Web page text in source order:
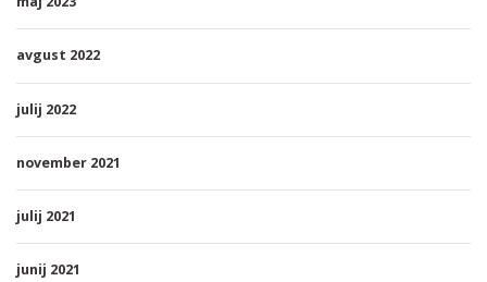
avgust 2022
julij 2022
november 2021
julij 2021
junij 2021